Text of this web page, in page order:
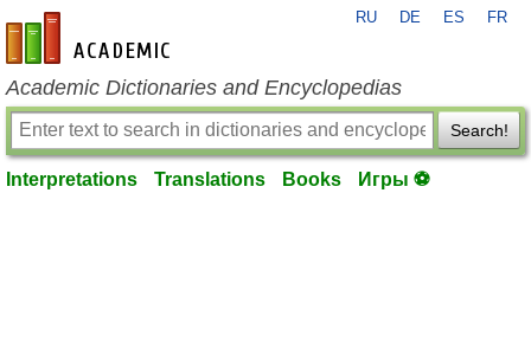
en-academic.com
RU DE ES FR
Academic Dictionaries and Encyclopedias
Search!
Interpretations Translations Books Игры ⚽